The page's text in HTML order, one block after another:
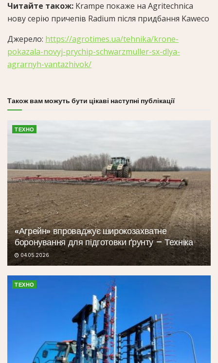
Читайте також: Krampe покаже на Agritechnica
нову серію причепів Radium після придбання Kaweco
Джерело: https://agrotimes.ua/tehnika/krone-
pokazala-novyj-prychip-schwarzmuller-sx-dlya-
agrarnyh-vantazhivok/
Також вам можуть бути цікаві наступні публікації
ТЕХНО
«Агрейн» впроваджує широкозахватне
боронування для підготовки ґрунту – Техніка
04.05.2026
ТЕХНО